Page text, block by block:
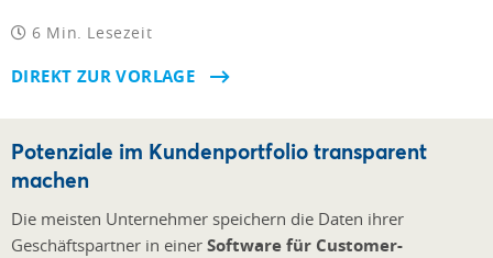
6 Min. Lesezeit
DIREKT ZUR VORLAGE
Potenziale im Kundenportfolio transparent
machen
Die meisten Unternehmer speichern die Daten ihrer
Geschäftspartner in einer Software für Customer-